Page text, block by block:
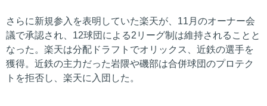
さらに新規参入を表明していた楽天が、11月のオーナー会
議で承認され、12球団による2リーグ制は維持されることと
なった。楽天は分配ドラフトでオリックス、近鉄の選手を
獲得。近鉄の主力だった岩隈や磯部は合併球団のプロテク
トを拒否し、楽天に入団した。